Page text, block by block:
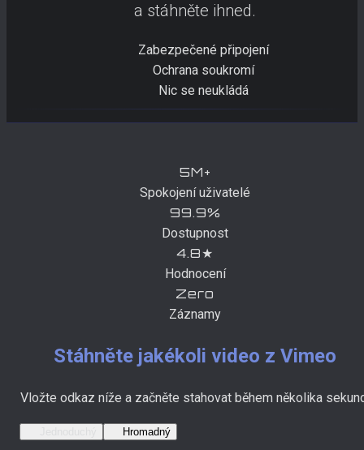
a stáhněte ihned.
Zabezpečené připojení
Ochrana soukromí
Nic se neukládá
5M+
Spokojení uživatelé
99.9%
Dostupnost
4.8★
Hodnocení
Zero
Záznamy
Stáhněte jakékoli video z Vimeo
Vložte odkaz níže a začněte stahovat během několika
Hromadný